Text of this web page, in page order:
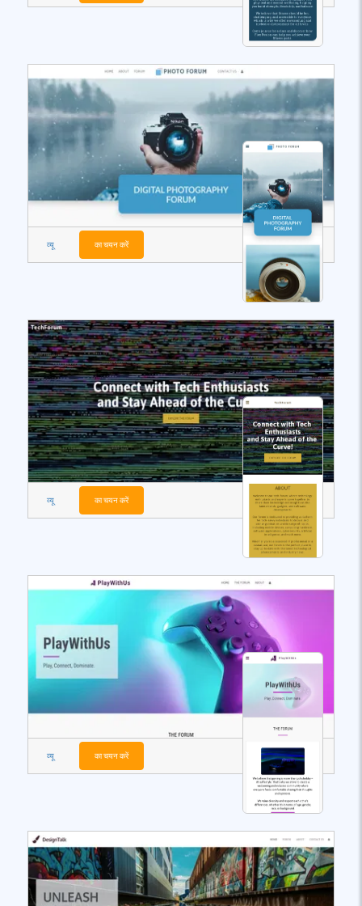
व्यू का चयन करें
व्यू का चयन करें
व्यू का चयन करें